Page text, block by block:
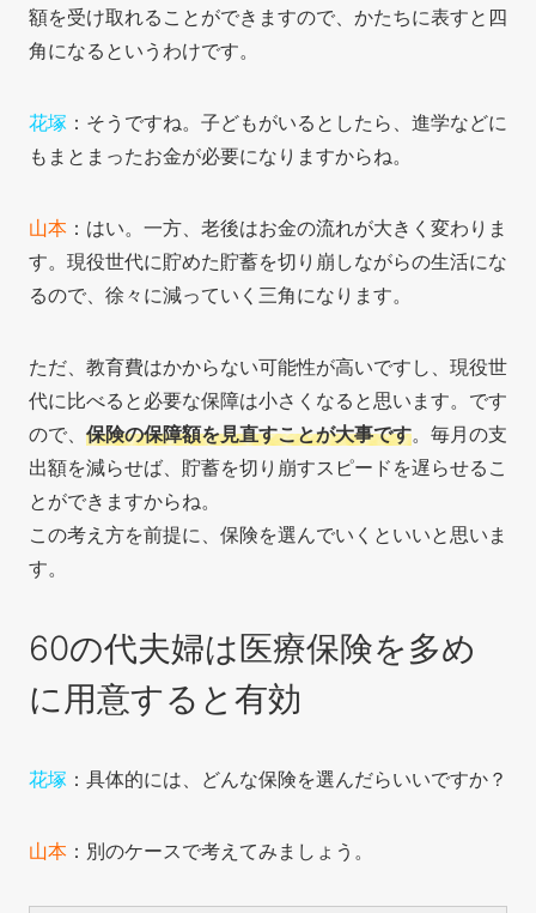
額を受け取れることができますので、かたちに表すと四
角になるというわけです。
花塚 ：そうですね。子どもがいるとしたら、進学などに
もまとまったお金が必要になりますからね。
山本 ：はい。一方、老後はお金の流れが大きく変わりま
す。現役世代に貯めた貯蓄を切り崩しながらの生活にな
るので、徐々に減っていく三角になります。
ただ、教育費はかからない可能性が高いですし、現役世
代に比べると必要な保障は小さくなると思います。です
ので、 保険の保障額を見直すことが大事です。毎月の支
出額を減らせば、貯蓄を切り崩すスピードを遅らせるこ
とができますからね。
この考え方を前提に、保険を選んでいくといいと思いま
す。
60の代夫婦は医療保険を多め
に用意すると有効
花塚 ：具体的には、どんな保険を選んだらいいですか？
山本 ：別のケースで考えてみましょう。